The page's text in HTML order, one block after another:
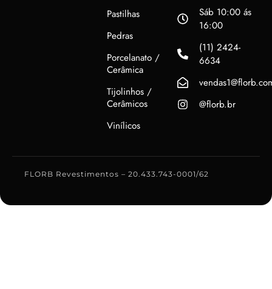
Pastilhas
Pedras
Porcelanato /
Cerâmica
Tijolinhos /
Cerâmicos
Vinílicos
Sáb 10:00 ás
16:00
(11) 2424-
6634
@florb.br
FLORB Revestimentos – 20.433.743-0001/62